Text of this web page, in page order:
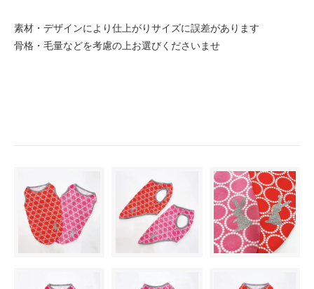
素材・デザインにより仕上がりサイズに誤差があります
骨格・毛量などを考慮の上お選びくださいませ